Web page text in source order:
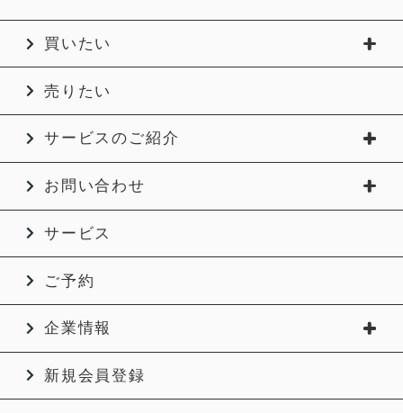
買いたい
売りたい
サービスのご紹介
お問い合わせ
サービス
ご予約
企業情報
新規会員登録